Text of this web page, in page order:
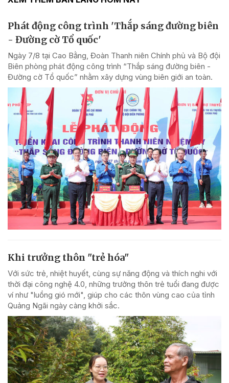
Phát động công trình 'Thắp sáng đường biên
- Đường cờ Tổ quốc'
Ngày 7/8 tại Cao Bằng, Đoàn Thanh niên Chính phủ và Bộ đội
Biên phòng phát động công trình “Thắp sáng đường biên -
Đường cờ Tổ quốc” nhằm xây dựng vùng biên giới an toàn.
Khi trưởng thôn "trẻ hóa"
Với sức trẻ, nhiệt huyết, cùng sự năng động và thích nghi với
thời đại công nghệ 4.0, những trưởng thôn trẻ tuổi đang được
ví như "luồng gió mới", giúp cho các thôn vùng cao của tỉnh
Quảng Ngãi ngày càng khởi sắc.